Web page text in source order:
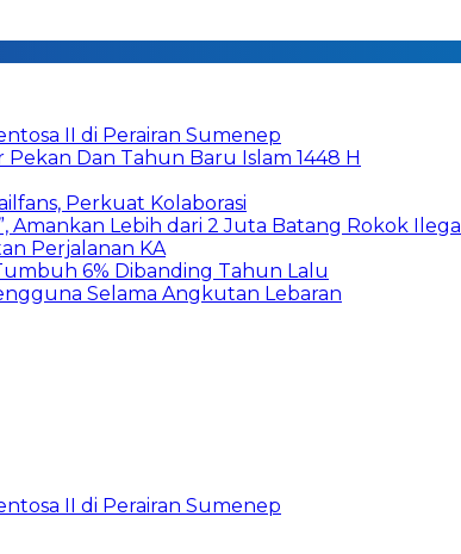
II di Perairan Sumenep
Dan Tahun Baru Islam 1448 H
Perkuat Kolaborasi
Amankan Lebih dari 2 Juta Batang Rokok Ilegal
Perjalanan KA
6% Dibanding Tahun Lalu
Selama Angkutan Lebaran
II di Perairan Sumenep